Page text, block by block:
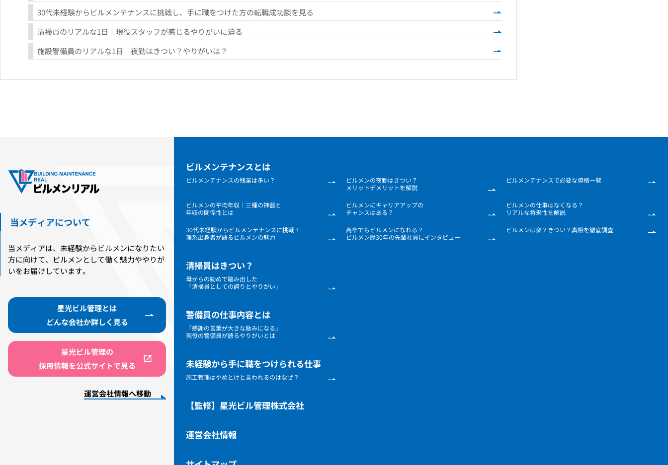
30代未経験からビルメンテナンスに挑戦し、手に職をつけた方の転職成功談を見る
清掃員のリアルな1日｜現役スタッフが感じるやりがいに迫る
施設警備員のリアルな1日｜夜勤はきつい？やりがいは？
当メディアについて
当メディアは、未経験からビルメンになりたい
方に向けて、ビルメンとして働く魅力ややりが
いをお届けしています。
星光ビル管理とは
どんな会社か詳しく見る
星光ビル管理の
採用情報を公式サイトで見る
運営会社情報へ移動
ビルメンテナンスとは
ビルメンテナンスの残業は多い？
ビルメンの夜勤はきつい？
メリットデメリットを解説
ビルメンテナンスで必要な資格一覧
ビルメンの平均年収｜ 三種の神器と
年収の関係性とは
ビルメンにキャリアアップの
チャンスはある？
ビルメンの仕事はなくなる？
リアルな将来性を解説
30代未経験からビルメンテナンスに挑戦！
理系出身者が語るビルメンの魅力
高卒でもビルメンになれる？
ビルメン歴30年の先輩社員にインタビュー
ビルメンは楽？きつい？真相を徹底調査
清掃員はきつい？
母からの勧めで踏み出した
「清掃員としての誇りとやりがい」
警備員の仕事内容とは
「感謝の言葉が大きな励みになる」
現役の警備員が語るやりがいとは
未経験から手に職をつけられる仕事
施工管理はやめとけと言われるのはなぜ？
【監修】星光ビル管理株式会社
運営会社情報